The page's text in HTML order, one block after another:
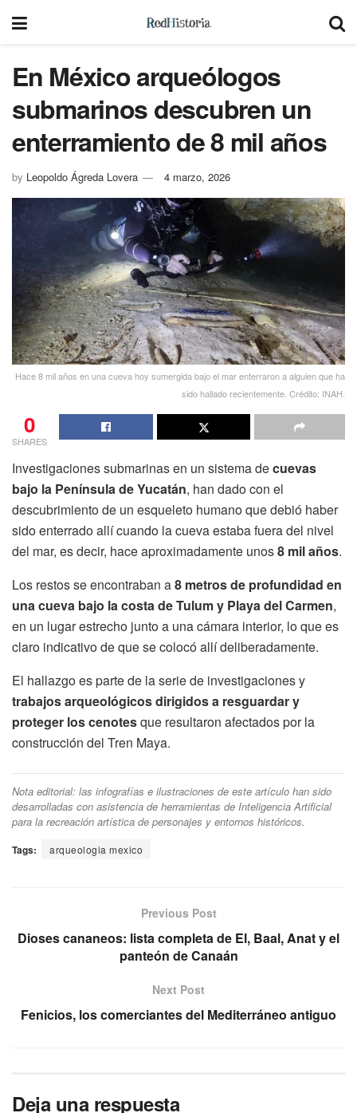
En México arqueólogos
submarinos descubren un
enterramiento de 8 mil años
by Leopoldo Ágreda Lovera 4 marzo, 2026
Hace 8 mil años en una cueva hoy sumergida bajo el mar enterraron a alguien que ha
sido hallado recientemente. Crédito: INAH.
0
SHARES
Investigaciones submarinas en un sistema decuevas
bajo la Península de Yucatán, han dado con el
descubrimiento de un esqueleto humano que debió haber
sido enterrado allí cuando la cueva estaba fuera del nivel
del mar, es decir, hace aproximadamente unos8 mil años.
Los restos se encontraban a8 metros de profundidad en
una cueva bajo la costa de Tulum y Playa del Carmen,
en un lugar estrecho junto a una cámara interior, lo que es
claro indicativo de que se colocó allí deliberadamente.
El hallazgo es parte de la serie de investigaciones y
trabajos arqueológicos dirigidos a resguardar y
proteger los cenotesque resultaron afectados por la
construcción del Tren Maya.
Nota editorial: las infografías e ilustraciones de este artículo han sido
desarrolladas con asistencia de herramientas de Inteligencia Artificial
para la recreación artística de personajes y entornos históricos.
Tags: arqueologia mexico
Previous Post
Dioses cananeos: lista completa de El, Baal, Anat y el
panteón de Canaán
Next Post
Fenicios, los comerciantes del Mediterráneo antiguo
Deja una respuesta